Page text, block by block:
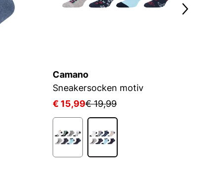
Camano
Sneakersocken motiv
€ 15,99€ 19,99